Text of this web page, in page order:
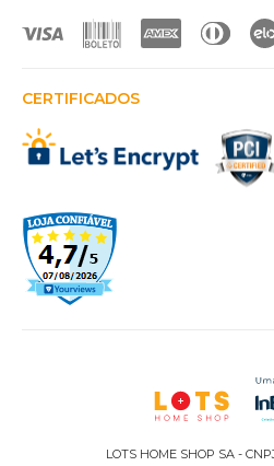
CERTIFICADOS
LOTS HOME SHOP SA -